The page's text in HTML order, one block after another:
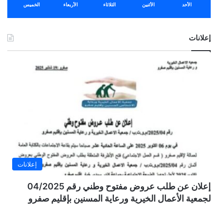
الأحد الأثنين الثلاثاء الأربعاء الخميس
إعلانات
إعلانات
إعلان عن طلب عروض مفتوح وطني رقم 04/2025
لجمعية الأعمال الخيرية ورعاية المسنين بإقليم صفرو